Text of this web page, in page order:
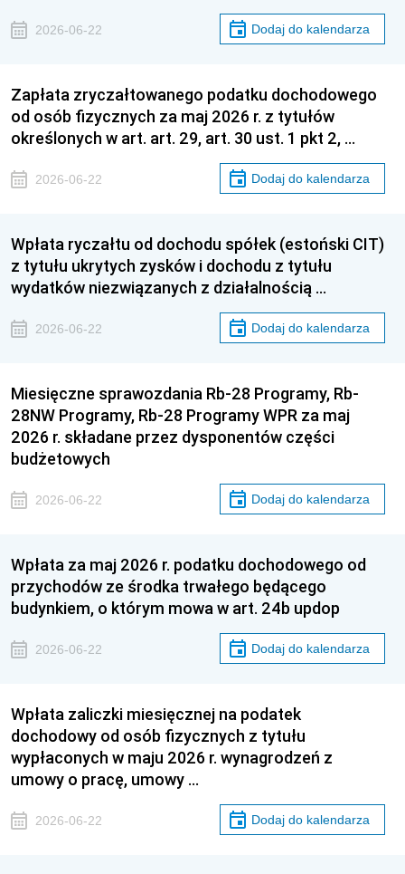
2026-06-22 Dodaj do kalendarza
Zapłata zryczałtowanego podatku dochodowego
od osób fizycznych za maj 2026 r. z tytułów
określonych w art. art. 29, art. 30 ust. 1 pkt 2, …
2026-06-22 Dodaj do kalendarza
Wpłata ryczałtu od dochodu spółek (estoński CIT)
z tytułu ukrytych zysków i dochodu z tytułu
wydatków niezwiązanych z działalnością …
2026-06-22 Dodaj do kalendarza
Miesięczne sprawozdania Rb-28 Programy, Rb-
28NW Programy, Rb-28 Programy WPR za maj
2026 r. składane przez dysponentów części
budżetowych
2026-06-22 Dodaj do kalendarza
Wpłata za maj 2026 r. podatku dochodowego od
przychodów ze środka trwałego będącego
budynkiem, o którym mowa w art. 24b updop
2026-06-22 Dodaj do kalendarza
Wpłata zaliczki miesięcznej na podatek
dochodowy od osób fizycznych z tytułu
wypłaconych w maju 2026 r. wynagrodzeń z
umowy o pracę, umowy …
2026-06-22 Dodaj do kalendarza